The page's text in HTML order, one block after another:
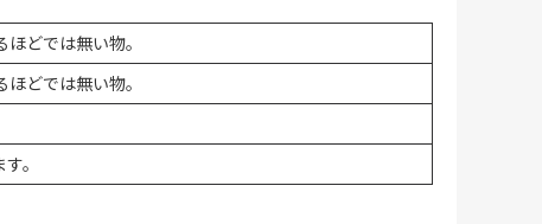
どでは無い物。
どでは無い物。
。